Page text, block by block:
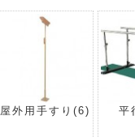
屋外用手すり (6) 平